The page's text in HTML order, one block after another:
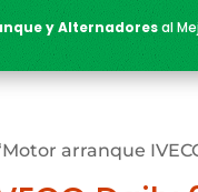
y Alternadoresal
arranque IVECO